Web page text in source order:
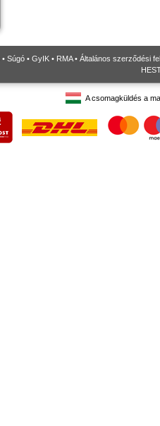
• Súgó • GyIK • RMA• Általános szerződési
A csomagküldés a